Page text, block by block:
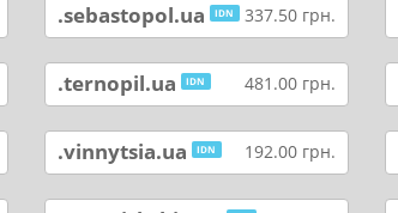
.sebastopol.ua IDN 337.50 грн.
.ternopil.ua IDN 481.00 грн.
.vinnytsia.ua IDN 192.00 грн.